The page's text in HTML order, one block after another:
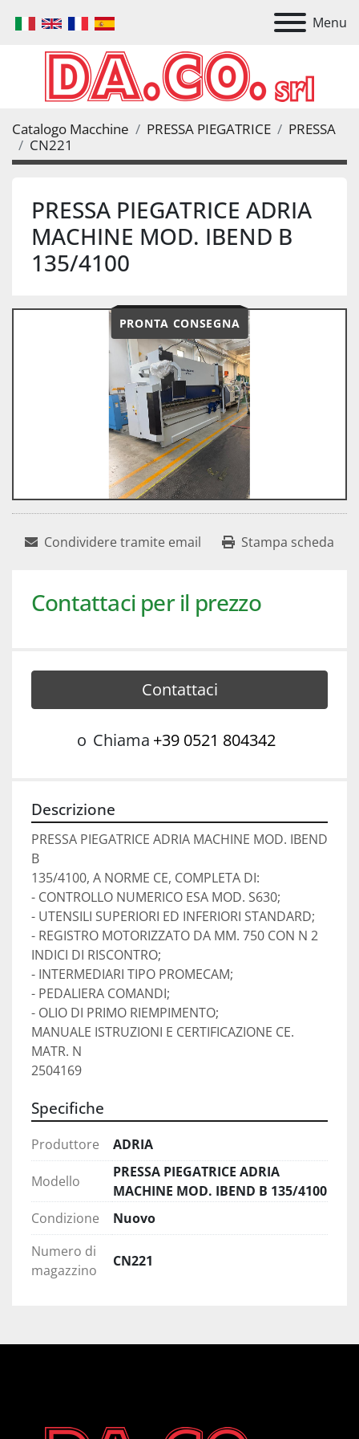
Menu
Catalogo Macchine PRESSA PIEGATRICE
PRESSA
CN221
PRESSA PIEGATRICE ADRIA
MACHINE MOD. IBEND B
135/4100
PRONTA CONSEGNA
Condividere tramite email Stampa scheda
Contattaci per il prezzo
Contattaci
o Chiama +39 0521 804342
Descrizione
PRESSA PIEGATRICE ADRIA MACHINE MOD. IBEND
B
135/4100, A NORME CE, COMPLETA DI:
- CONTROLLO NUMERICO ESA MOD. S630;
- UTENSILI SUPERIORI ED INFERIORI STANDARD;
- REGISTRO MOTORIZZATO DA MM. 750 CON N 2
INDICI DI RISCONTRO;
- INTERMEDIARI TIPO PROMECAM;
- PEDALIERA COMANDI;
- OLIO DI PRIMO RIEMPIMENTO;
MANUALE ISTRUZIONI E CERTIFICAZIONE CE.
MATR. N
2504169
Specifiche
Produttore ADRIA
Modello
PRESSA PIEGATRICE ADRIA
MACHINE MOD. IBEND B 135/4100
Condizione
Nuovo
Numero di
magazzino
CN221